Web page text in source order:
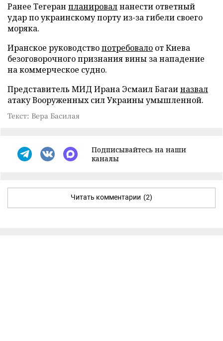
Ранее Тегеран планировалнанести ответный
удар по украинскому порту из-за гибели своего
моряка.
Иранское руководствопотребовало от Киева
безоговорочного признания вины за нападение
на коммерческое судно.
Представитель МИД Ирана Эсмаил Багаиназвал
атаку Вооруженных сил Украины умышленной.
Текст: Вера Басилая
Подписывайтесь на наши
каналы
Читать комментарии (2)